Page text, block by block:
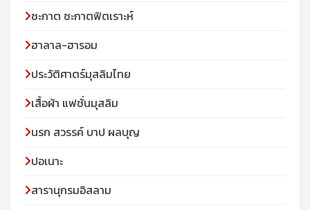
ซะกาต ซะกาตฟิตเราะห์
ฮาลาล-ฮารอม
ประวัติศาตร์มุสลิมไทย
เสื้อผ้า แฟชั่นมุสลิม
นรก สวรรค์ บาป ผลบุญ
ปอเนาะ
สารานุกรมอิสลาม